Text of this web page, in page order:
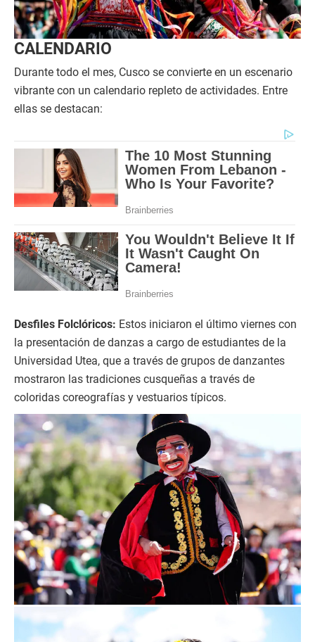
CALENDARIO
Durante todo el mes, Cusco se convierte en un escenario
vibrante con un calendario repleto de actividades. Entre
ellas se destacan:
Desfiles Folclóricos: Estos iniciaron el último viernes con
la presentación de danzas a cargo de estudiantes de la
Universidad Utea, que a través de grupos de danzantes
mostraron las tradiciones cusqueñas a través de
coloridas coreografías y vestuarios típicos.